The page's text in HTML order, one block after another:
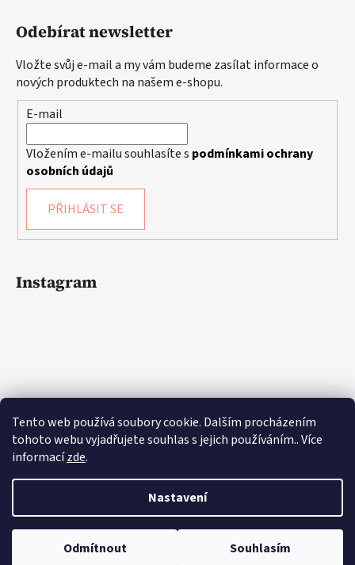
Tento web používá soubory cookie. Dalším procházením
tohoto webu vyjadřujete souhlas s jejich používáním.. Více
informacízde.
Nastavení
Odmítnout Souhlasím
Odebírat newsletter
Vložte svůj e-mail a my vám budeme zasílat informace o
nových produktech na našem e-shopu.
E-mail
Vložením e-mailu souhlasíte s podmínkami ochrany
osobních údajů
PŘIHLÁSIT SE
Instagram
Sledovat na Instagramu
Vytvořil Shoptet